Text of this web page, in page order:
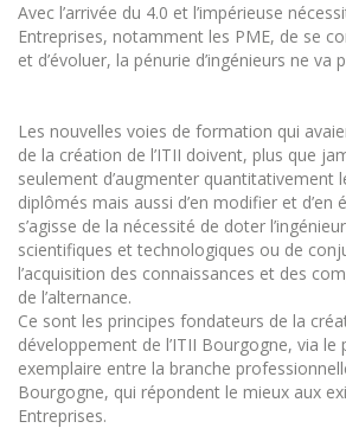
Avec l’arrivée du 4.0 et l’impérieuse
Entreprises, notamment les PME, de se
et d’évoluer, la pénurie d’ingénieurs ne va
Les nouvelles voies de formation qui
de la création de l’ITII doivent, plus que
seulement d’augmenter quantitativement
diplômés mais aussi d’en modifier et d’en
s’agisse de la nécessité de doter
scientifiques et technologiques ou de
l’acquisition des connaissances et des
de l’alternance.
Ce sont les principes fondateurs de la
développement de l’ITII Bourgogne, via le
exemplaire entre la branche
Bourgogne, qui répondent le mieux aux
Entreprises.